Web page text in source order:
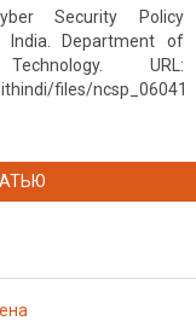
Security Policy
India. Department of
URL:
files/